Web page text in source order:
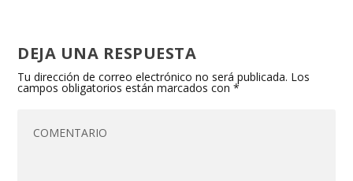
DEJA UNA RESPUESTA
Tu dirección de correo electrónico no será publicada. Los
campos obligatorios están marcados con*